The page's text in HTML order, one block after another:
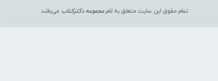
تمام حقوق این سایت متعلق بهنام مجموعه دکترکتاب می‌باشد.